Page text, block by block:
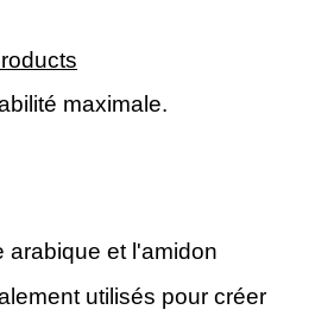
maximale.
arabique et l'amidon
utilisés pour créer